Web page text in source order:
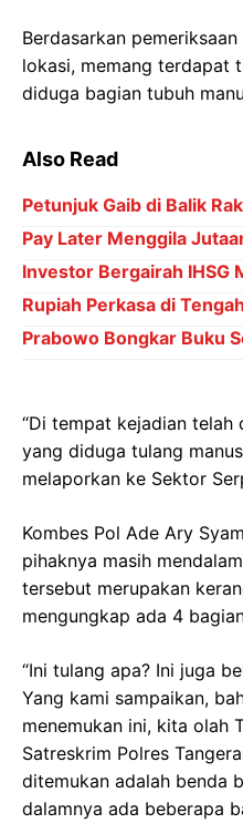
Berdasarkan
lokasi, memang terdapat
diduga bagian tubuh
Also Read
Petunjuk Gaib di Balik
Pay Later Menggila
Investor Bergairah IHSG
Rupiah Perkasa di
Prabowo Bongkar Buku
“Di tempat kejadian telah
yang diduga tulang
melaporkan ke Sektor
Kombes Pol Ade Ary
pihaknya masih
tersebut merupakan
mengungkap ada 4
“Ini tulang apa? Ini juga
Yang kami sampaikan,
menemukan ini, kita olah
Satreskrim Polres
ditemukan adalah benda
dalamnya ada beberapa